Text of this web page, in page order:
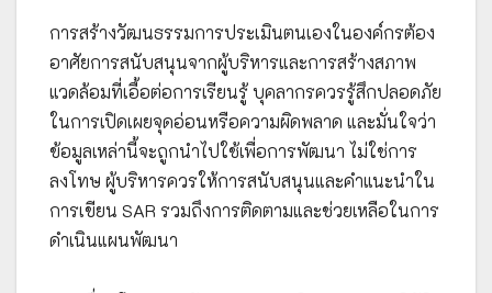
การสร้างวัฒนธรรมการประเมินตนเองในองค์กรต้อง
อาศัยการสนับสนุนจากผู้บริหารและการสร้างสภาพ
แวดล้อมที่เอื้อต่อการเรียนรู้ บุคลากรควรรู้สึกปลอดภัย
ในการเปิดเผยจุดอ่อนหรือความผิดพลาด และมั่นใจว่า
ข้อมูลเหล่านี้จะถูกนำไปใช้เพื่อการพัฒนา ไม่ใช่การ
ลงโทษ ผู้บริหารควรให้การสนับสนุนและคำแนะนำใน
การเขียน SAR รวมถึงการติดตามและช่วยเหลือในการ
ดำเนินแผนพัฒนา